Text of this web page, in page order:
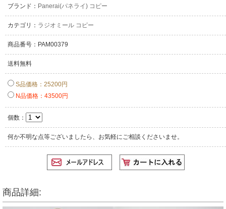
ブランド： Panerai(パネライ) コピー
カテゴリ： ラジオミール コピー
商品番号：PAM00379
送料無料
S品価格：25200円
N品価格：43500円
個数：
何か不明な点等ございましたら、お気軽にご相談くださいませ。
商品詳細: